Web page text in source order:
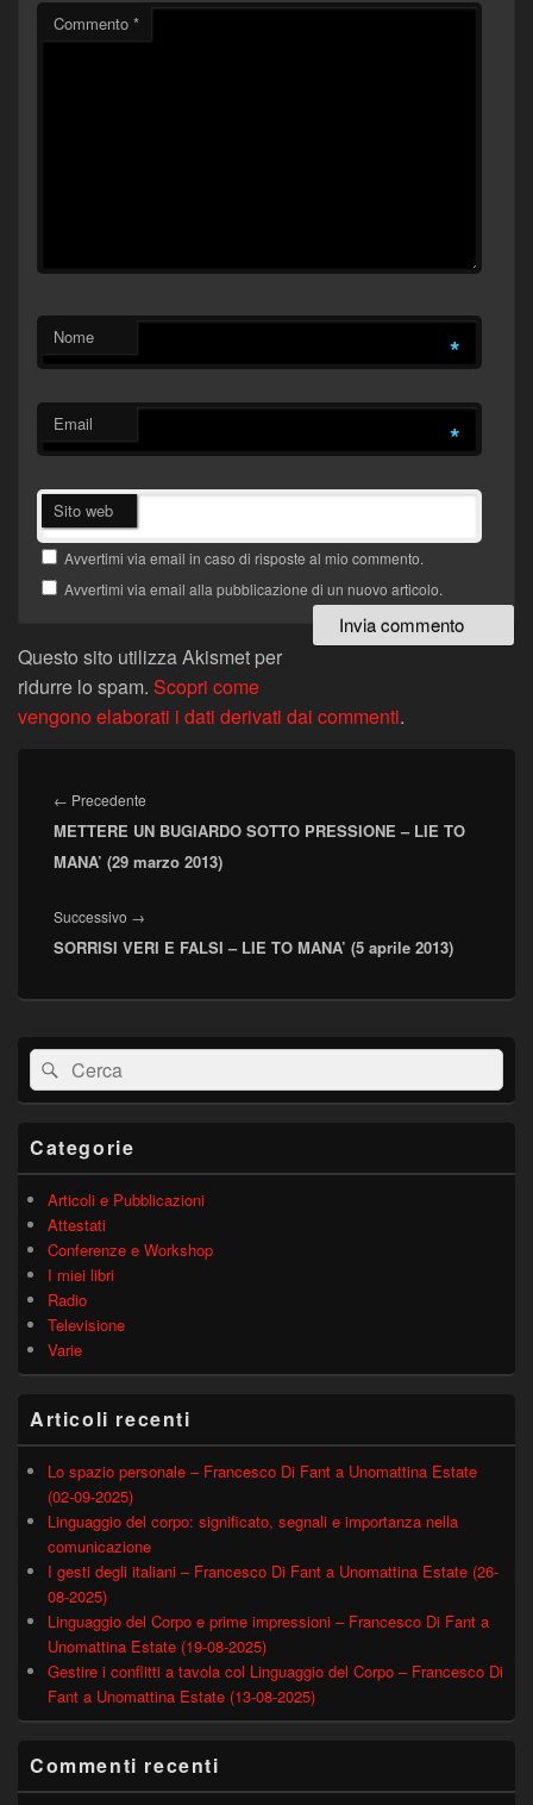
Commento *
Nome *
Email *
Sito web
Avvertimi via email in caso di risposte al mio commento.
Avvertimi via email alla pubblicazione di un nuovo articolo.
Questo sito utilizza Akismet per
ridurre lo spam. Scopri come
vengono elaborati i dati derivati dai commenti.
articoli
← Precedente
precedente:
METTERE UN BUGIARDO SOTTO PRESSIONE – LIE TO
MANA’ (29 marzo 2013)
Successivo →
successivo:
SORRISI VERI E FALSI – LIE TO MANA’ (5 aprile 2013)
Area
widget
barra
Cerca:Cerca
Categorie
Articoli e Pubblicazioni
Attestati
Conferenze e Workshop
I miei libri
Radio
Televisione
Varie
Articoli recenti
Lo spazio personale – Francesco Di Fant a Unomattina Estate
(02-09-2025)
Linguaggio del corpo: significato, segnali e importanza nella
comunicazione
I gesti degli italiani – Francesco Di Fant a Unomattina Estate (26-
08-2025)
Linguaggio del Corpo e prime impressioni – Francesco Di Fant a
Unomattina Estate (19-08-2025)
Gestire i conflitti a tavola col Linguaggio del Corpo – Francesco Di
Fant a Unomattina Estate (13-08-2025)
Commenti recenti